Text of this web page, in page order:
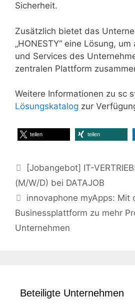
Sicherheit.
Zusätzlich bietet das
„HONESTY“ eine Lösung,
und Services des
zentralen Plattform
Weitere Informationen zu sc
Lösungskatalog zur
teilen teilen
[Jobangebot] IT-
(M/W/D) bei DATAJOB
innovaphone myApps: Mit
Businessplattform zu mehr
Unternehmen
Beteiligte Unternehmen